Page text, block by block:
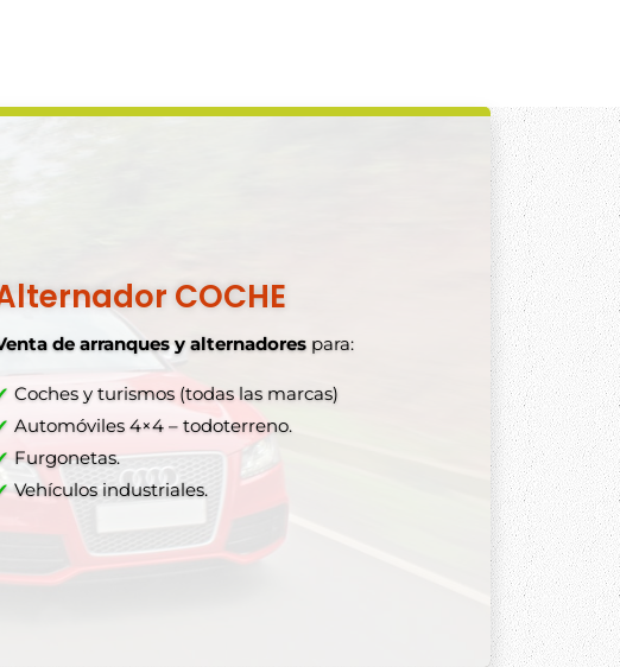
COCHE
de arranques y alternadorespara:
Coches y turismos (todas las marcas)
Automóviles 4×4 – todoterreno.
Furgonetas.
Vehículos industriales.
Comprar alternadores y arranques
✔